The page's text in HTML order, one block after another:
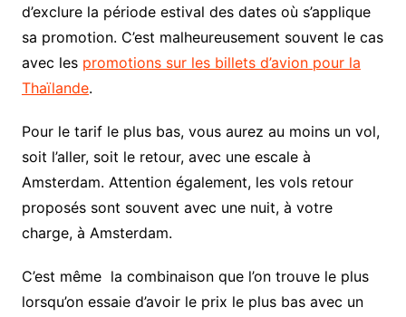
d’exclure la période estival des dates où s’applique
sa promotion. C’est malheureusement souvent le cas
avec les promotions sur les billets d’avion pour la
Thaïlande.
Pour le tarif le plus bas, vous aurez au moins un vol,
soit l’aller, soit le retour, avec une escale à
Amsterdam. Attention également, les vols retour
proposés sont souvent avec une nuit, à votre
charge, à Amsterdam.
C’est même la combinaison que l’on trouve le plus
lorsqu’on essaie d’avoir le prix le plus bas avec un